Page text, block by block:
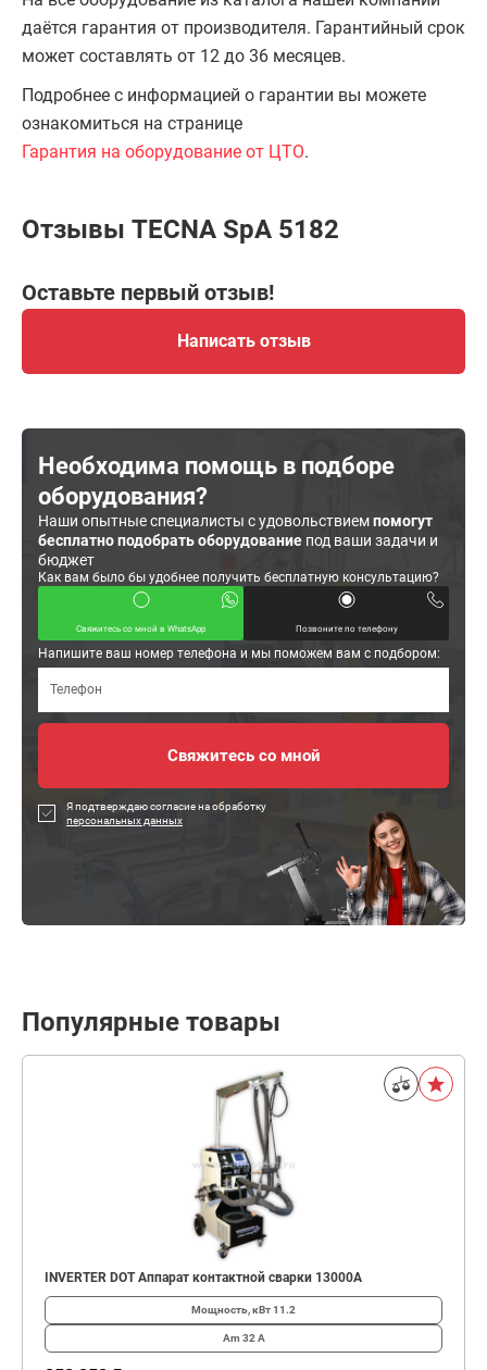
даётся гарантия от производителя. Гарантийный срок
может составлять от 12 до 36 месяцев.
Подробнее с информацией о гарантии вы можете
ознакомиться на странице
Гарантия на оборудование от ЦТО.
Отзывы TECNA SpA 5182
Оставьте первый отзыв!
Написать отзыв
Необходима помощь в подборе
оборудования?
Наши опытные специалисты с удовольствиемпомогут
бесплатно подобрать оборудование под ваши задачи и
бюджет
Как вам было бы удобнее получить бесплатную консультацию?
Свяжитесь со мной в WhatsApp Позвоните по телефону
Напишите ваш номер телефона и мы поможем вам с подбором:
Я подтверждаю согласие на обработку
персональных данных
Популярные товары
INVERTER DOT Аппарат контактной сварки 13000А
Мощность, кВт11.2
Am 32 А